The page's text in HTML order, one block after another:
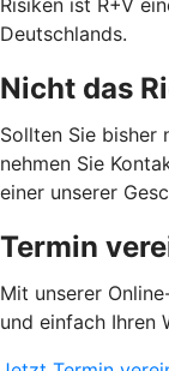
Deutschlands.
Nicht das
Sollten Sie bisher
nehmen Sie
einer unserer
Termin
Mit unserer
und einfach Ihren